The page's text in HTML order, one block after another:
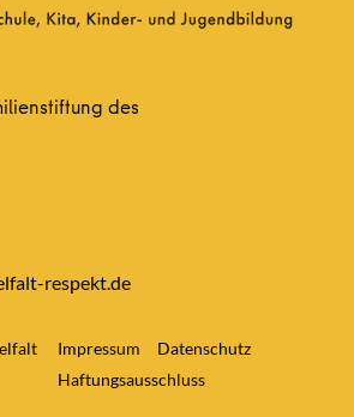
des
respekt.de
Impressum
Datenschutz
Haftungsausschluss